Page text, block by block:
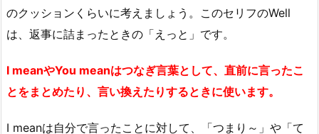
のクッションくらいに考えましょう。このセリフのWell
は、返事に詰まったときの「えっと」です。
I meanやYou meanはつなぎ言葉として、直前に言ったこ
とをまとめたり、言い換えたりするときに使います。
I meanは自分で言ったことに対して、「つまり～」や「て